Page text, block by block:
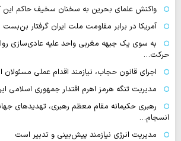
واکنش علمای بحرین به سخنان سخیف حاکم این
آمریکا در برابر مقاومت ملت ایران گرفتار
به سوی یک جبهه مغربی واحد علیه عادی‌سازی
حرکت…
اجرای قانون حجاب، نیازمند اقدام عملی
مدیریت تنگه هرمز اهرم اقتدار جمهوری اسلامی
رهبری حکیمانه مقام معظم رهبری، تهدیدهای
انسجام…
مدیریت انرژی نیازمند پیش‌بینی و تدبیر است